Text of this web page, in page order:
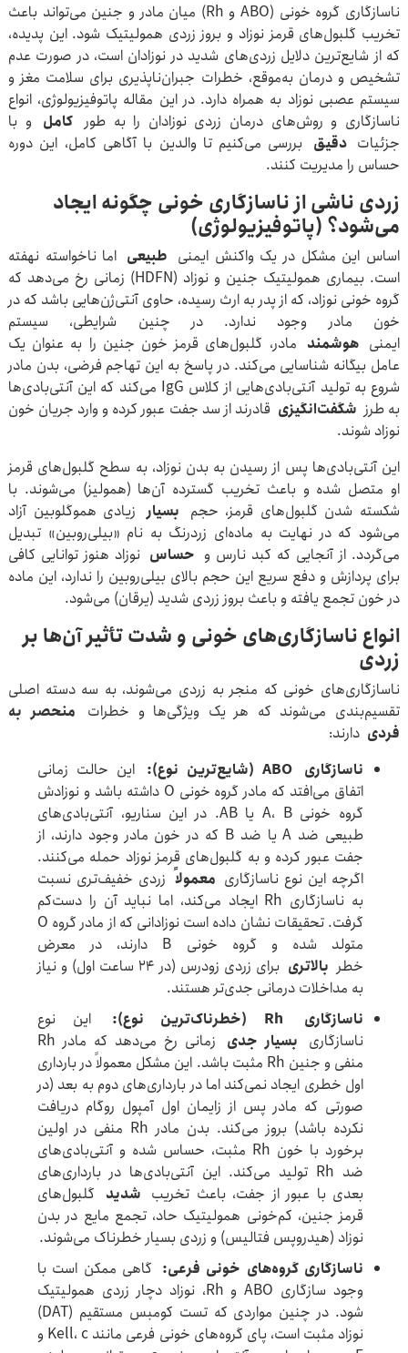
ناسازگاری گروه خونی (ABO و Rh) میان مادر و جنین می‌تواند باعث
تخریب گلبول‌های قرمز نوزاد و بروز زردی همولیتیک شود. این پدیده،
که از شایع‌ترین دلایل زردی‌های شدید در نوزادان است، در صورت عدم
تشخیص و درمان به‌موقع، خطرات جبران‌ناپذیری برای سلامت مغز و
سیستم عصبی نوزاد به همراه دارد. در این مقاله پاتوفیزیولوژی، انواع
ناسازگاری و روش‌های درمان زردی نوزادان را به طور کامل و با
جزئیاتدقیق بررسی می‌کنیم تا والدین با آگاهی کامل، این دوره
حساس را مدیریت کنند.
زردی ناشی از ناسازگاری خونی چگونه ایجاد
می‌شود؟ (پاتوفیزیولوژی)
اساس این مشکل در یک واکنش ایمنی طبیعی اما ناخواسته نهفته
است. بیماری همولیتیک جنین و نوزاد (HDFN) زمانی رخ می‌دهد که
گروه خونی نوزاد، که از پدر به ارث رسیده، حاوی آنتی‌ژن‌هایی باشد که در
خون مادر وجود ندارد. در چنین شرایطی، سیستم
ایمنیهوشمند مادر، گلبول‌های قرمز خون جنین را به عنوان یک
عامل بیگانه شناسایی می‌کند. در پاسخ به این تهاجم فرضی، بدن مادر
شروع به تولید آنتی‌بادی‌هایی از کلاس IgG می‌کند که این آنتی‌بادی‌ها
به طرز شگفت‌انگیزی قادرند از سد جفت عبور کرده و وارد جریان خون
نوزاد شوند.
این آنتی‌بادی‌ها پس از رسیدن به بدن نوزاد، به سطح گلبول‌های قرمز
او متصل شده و باعث تخریب گسترده آن‌ها (همولیز) می‌شوند. با
شکسته شدن گلبول‌های قرمز، حجم بسیارزیادی هموگلوبین آزاد
می‌شود که در نهایت به ماده‌ای زردرنگ به نام «بیلی‌روبین» تبدیل
می‌گردد. از آنجایی که کبد نارس و حساس نوزاد هنوز توانایی کافی
برای پردازش و دفع سریع این حجم بالای بیلی‌روبین را ندارد، این ماده
در خون تجمع یافته و باعث بروز زردی شدید (یرقان) می‌شود.
انواع ناسازگاری‌های خونی و شدت تأثیر آن‌ها بر
زردی
ناسازگاری‌های خونی که منجر به زردی می‌شوند، به سه دسته اصلی
تقسیم‌بندی می‌شوند که هر یک ویژگی‌ها و خطرات منحصر به
فردی دارند:
ناسازگاری
شایع‌ترین نوع): این حالت زمانی
اتفاق می‌افتد که مادر گروه خونی O داشته باشد و نوزادش
گروه خونی A، B یا AB. در این سناریو، آنتی‌بادی‌های
طبیعی ضد A یا ضد B که در خون مادر وجود دارند، از
جفت عبور کرده و به گلبول‌های قرمز نوزاد حمله می‌کنند.
اگرچه این نوع ناسازگاری معمولاً زردی خفیف‌تری نسبت
به ناسازگاری Rh ایجاد می‌کند، اما نباید آن را دست‌کم
گرفت. تحقیقات نشان داده است نوزادانی که از مادر گروه O
متولد شده و گروه خونی B دارند، در معرض
خطر بالاتری
برای زردی زودرس (در ۲۴ ساعت اول) و نیاز
به مداخلات درمانی جدی‌تر هستند.
ناسازگاری
خطرناک‌ترین نوع): این نوع
ناسازگاری بسیار جدی
زمانی رخ می‌دهد که مادر Rh
منفی و جنین Rh مثبت باشد. این مشکل معمولاً در بارداری
اول خطری ایجاد نمی‌کند اما در بارداری‌های دوم به بعد (در
صورتی که مادر پس از زایمان اول آمپول روگام دریافت
نکرده باشد) بروز می‌کند. بدن مادر Rh منفی در اولین
برخورد با خون Rh مثبت، حساس شده و آنتی‌بادی‌های
ضد Rh تولید می‌کند. این آنتی‌بادی‌ها در بارداری‌های
بعدی با عبور از جفت، باعث تخریب شدید گلبول‌های
قرمز جنین، کم‌خونی همولیتیک حاد، تجمع مایع در بدن
نوزاد (هیدروپس فتالیس) و زردی بسیار خطرناک می‌شوند.
ناسازگاری گروه‌های خونی فرعی: گاهی ممکن است با
وجود سازگاری ABO و Rh، نوزاد دچار زردی همولیتیک
شود. در چنین مواردی که تست کومبس مستقیم (DAT)
نوزاد مثبت است، پای گروه‌های خونی فرعی مانند Kell، c و